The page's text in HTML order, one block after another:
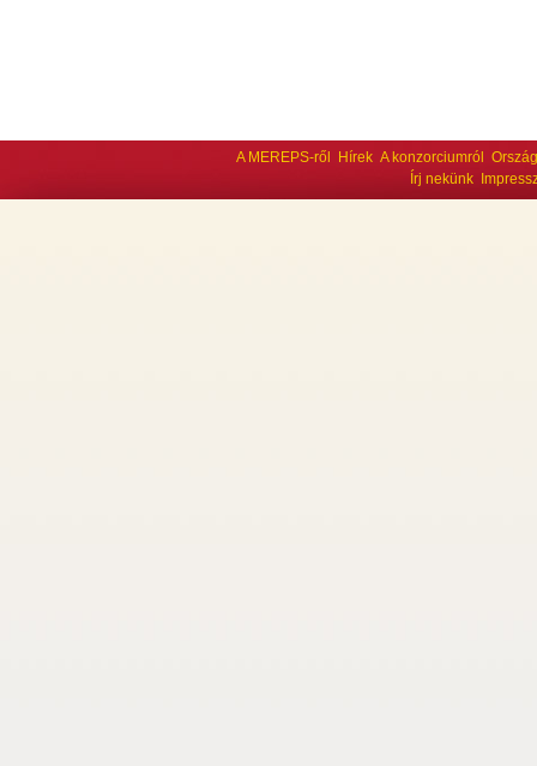
A MEREPS-ről Hírek A konzorciumról
Írj nekünk